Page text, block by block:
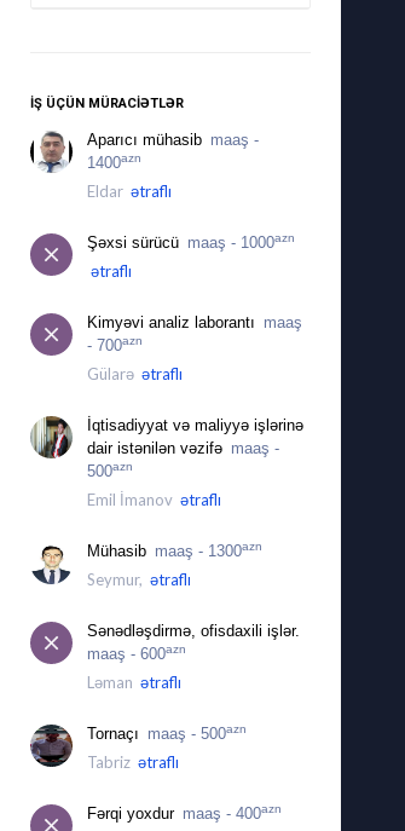
İŞ ÜÇÜN MÜRACIƏTLƏR
Aparıcı mühasib maaş -
1400azn
Eldar ətraflı
Şəxsi sürücü maaş - 1000azn
ətraflı
Kimyəvi analiz laborantı maaş
- 700azn
Gülarə ətraflı
İqtisadiyyat və maliyyə işlərinə
dair istənilən vəzifə maaş -
500azn
Emil İmanov ətraflı
Mühasib maaş - 1300azn
Seymur, ətraflı
Sənədləşdirmə, ofisdaxili işlər.
maaş - 600azn
Ləman ətraflı
Tornaçı maaş - 500azn
Tabriz ətraflı
Fərqi yoxdur maaş - 400azn